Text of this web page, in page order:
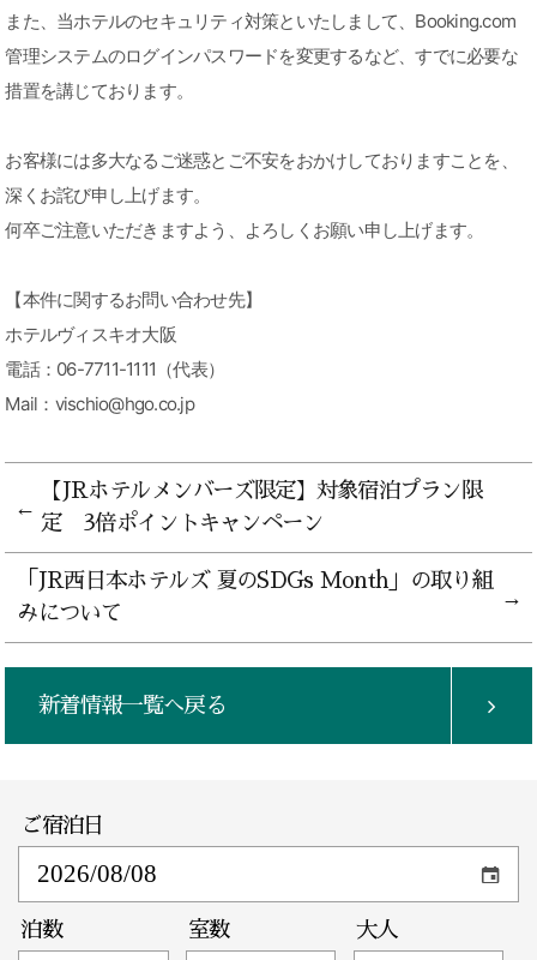
また、当ホテルのセキュリティ対策といたしまして、Booking.com
管理システムのログインパスワードを変更するなど、すでに必要な
措置を講じております。
お客様には多大なるご迷惑とご不安をおかけしておりますことを、
深くお詫び申し上げます。
何卒ご注意いただきますよう、よろしくお願い申し上げます。
【本件に関するお問い合わせ先】
ホテルヴィスキオ大阪
電話：06-7711-1111（代表）
Mail：vischio@hgo.co.jp
【JRホテルメンバーズ限定】対象宿泊プラン限
定 3倍ポイントキャンペーン
「JR西日本ホテルズ 夏のSDGs Month」の取り組
みについて
新着情報一覧へ戻る
ご宿泊日
泊数 室数 大人